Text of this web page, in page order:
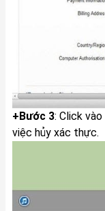
+Bước 3: Click
việc hủy xác thực. ​ ​